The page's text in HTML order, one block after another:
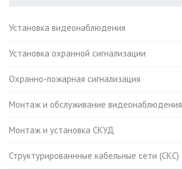
Установка видеонаблюдения
Установка охранной сигнализации
Охранно-пожарная сигнализация
Монтаж и обслуживание видеонаблюдения
Монтаж и установка СКУД
Структурированнные кабельные сети (СКС)